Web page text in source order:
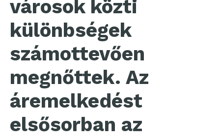
városok közti
különbségek
számottevően
megnőttek. Az
áremelkedést
elsősorban az